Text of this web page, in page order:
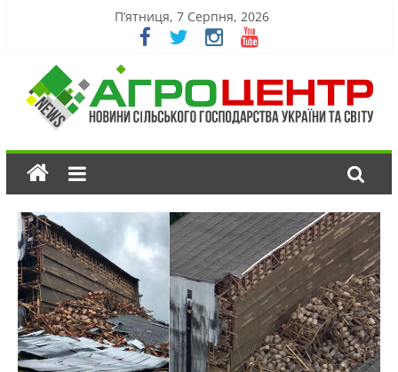
П’ятниця, 7 Серпня, 2026